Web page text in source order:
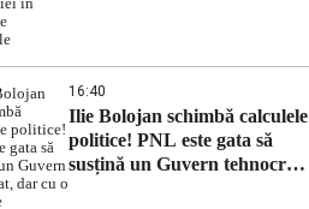
16:40
Ilie Bolojan schimbă calculele
politice! PNL este gata să
susțină un Guvern tehnocrat,